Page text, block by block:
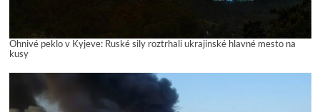
Ohnivé peklo v Kyjeve: Ruské sily roztrhali ukrajinské hlavné mesto na
kusy